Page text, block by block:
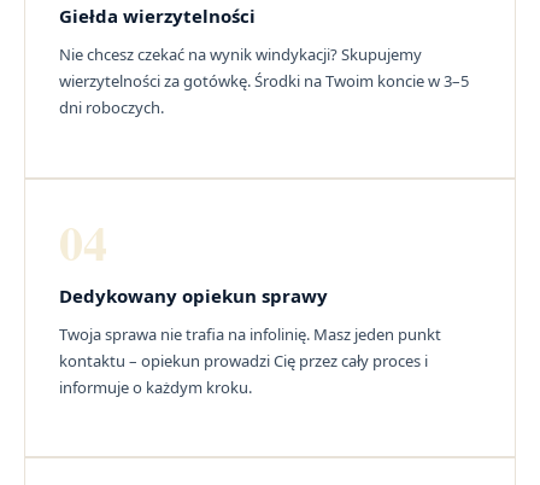
Giełda wierzytelności
Nie chcesz czekać na wynik windykacji? Skupujemy
wierzytelności za gotówkę. Środki na Twoim koncie w 3–5
dni roboczych.
04
Dedykowany opiekun sprawy
Twoja sprawa nie trafia na infolinię. Masz jeden punkt
kontaktu – opiekun prowadzi Cię przez cały proces i
informuje o każdym kroku.